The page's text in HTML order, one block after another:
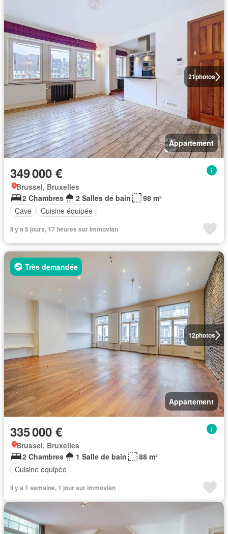
21photos
Appartement
349 000 €
Brussel, Bruxelles
2 Chambres
2 Salles de bain
98 m²
Cave
Cuisine équipée
Il y a 5 jours, 17 heures sur immovlan
12photos
Très demandée
Appartement
335 000 €
Brussel, Bruxelles
2 Chambres
1 Salle de bain
88 m²
Cuisine équipée
Il y a 1 semaine, 1 jour sur immovlan